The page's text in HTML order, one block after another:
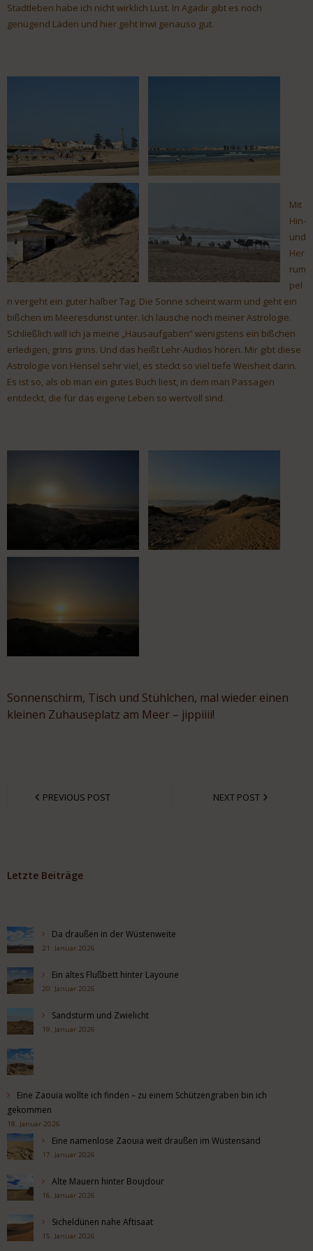
Stadtleben habe ich nicht wirklich Lust. In Agadir gibt es noch
genügend Läden und hier geht Inwi genauso gut.
Mit
Hin-
und
Her
rum
pel
n vergeht ein guter halber Tag. Die Sonne scheint warm und geht ein
bißchen im Meeresdunst unter. Ich lausche noch meiner Astrologie.
Schließlich will ich ja meine „Hausaufgaben“ wenigstens ein bißchen
erledigen, grins grins. Und das heißt Lehr-Audios hören. Mir gibt diese
Astrologie von Hensel sehr viel, es steckt so viel tiefe Weisheit darin.
Es ist so, als ob man ein gutes Buch liest, in dem man Passagen
entdeckt, die für das eigene Leben so wertvoll sind.
Sonnenschirm, Tisch und Stühlchen, mal wieder einen
kleinen Zuhauseplatz am Meer – jippiiii!
PREVIOUS POST NEXT POST
Letzte Beiträge
Da draußen in der Wüstenweite
21. Januar 2026
Ein altes Flußbett hinter Layoune
20. Januar 2026
Sandsturm und Zwielicht
19. Januar 2026
Eine Zaouia wollte ich finden – zu einem Schützengraben bin ich
gekommen
18. Januar 2026
Eine namenlose Zaouia weit draußen im Wüstensand
17. Januar 2026
Alte Mauern hinter Boujdour
16. Januar 2026
Sicheldünen nahe Aftisaat
15. Januar 2026